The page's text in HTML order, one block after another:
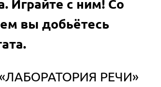
Играйте с ним! Со
вы добьётесь
РЕЧИ»